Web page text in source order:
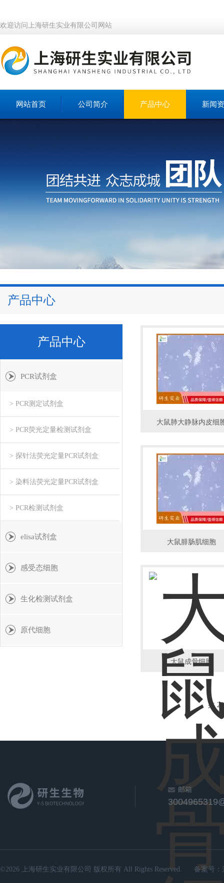
欢迎访问上海研生实业有限公司网站
网站首页 公司简介 产品中心 新闻
产品中心
产品中心
PCR试剂盒
> PCR测定试剂盒
> PCR荧光定量检测试剂盒
> 探针法荧光定量PCR试剂盒
> 染料法荧光定量PCR试剂盒
> PCR检测试剂盒
elisa试剂盒
感受态细胞
生化检测试剂盒
原代细胞
大鼠肺大静脉内皮细
大鼠腓肠肌细胞
大鼠成骨细胞
共
邮箱
©2026 上海研生实业有限公司 版权所有 All Rights Reserved. 备案号：